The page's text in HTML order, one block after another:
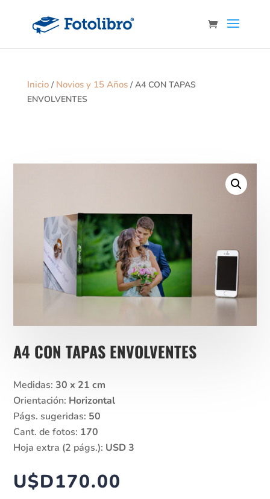
Inicio/ Novios y 15 Años/ A4 CON TAPAS
ENVOLVENTES
A4 CON TAPAS ENVOLVENTES
Medidas:30 x 21 cm
Orientación: Horizontal
Págs. sugeridas: 50
Cant. de fotos: 170
Hoja extra (2 págs.): USD 3
U$D170.00